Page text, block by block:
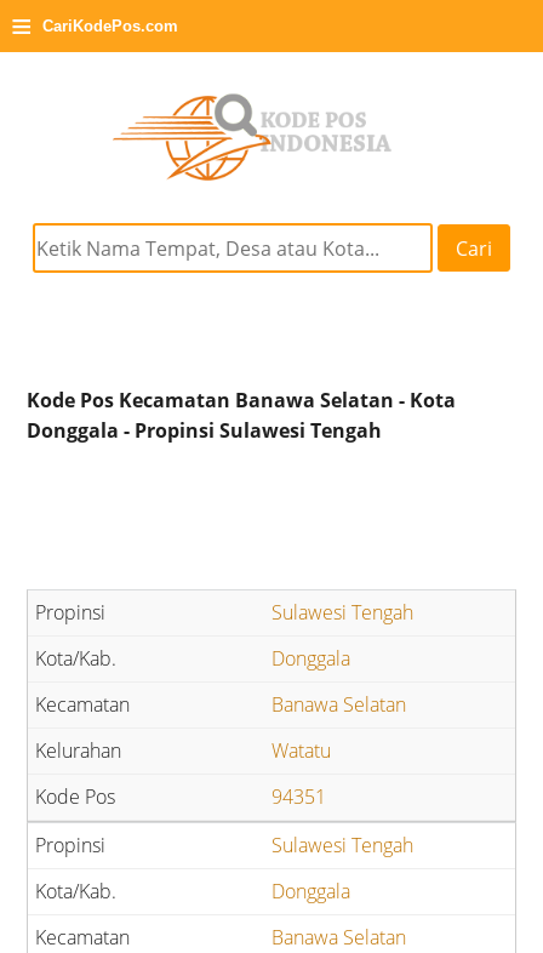
≡ CariKodePos.com
Cari
Kode Pos Kecamatan Banawa Selatan - Kota
Donggala - Propinsi Sulawesi Tengah
Sulawesi Tengah
Donggala
Banawa Selatan
Watatu
94351
Sulawesi Tengah
Donggala
Banawa Selatan